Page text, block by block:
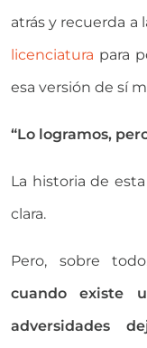
atrás y recuerda a
licenciatura para
esa versión de sí
“Lo logramos,
La historia de esta
clara.
Pero, sobre
cuando existe
adversidades